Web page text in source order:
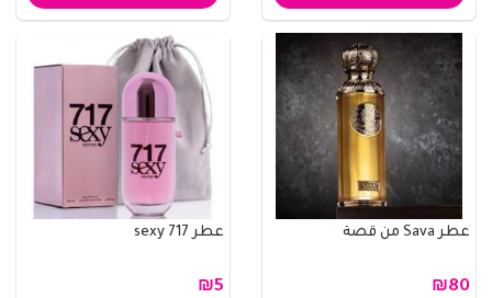
عطر Sava من قصة
₪80
عطر 717 sexy
₪5